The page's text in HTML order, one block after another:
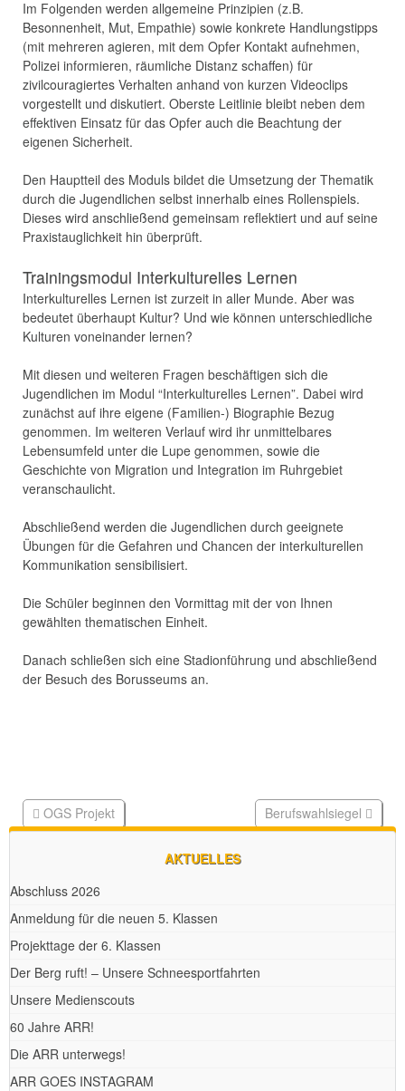
Im Folgenden werden allgemeine Prinzipien (z.B.
Besonnenheit, Mut, Empathie) sowie konkrete Handlungstipps
(mit mehreren agieren, mit dem Opfer Kontakt aufnehmen,
Polizei informieren, räumliche Distanz schaffen) für
zivilcouragiertes Verhalten anhand von kurzen Videoclips
vorgestellt und diskutiert. Oberste Leitlinie bleibt neben dem
effektiven Einsatz für das Opfer auch die Beachtung der
eigenen Sicherheit.
Den Hauptteil des Moduls bildet die Umsetzung der Thematik
durch die Jugendlichen selbst innerhalb eines Rollenspiels.
Dieses wird anschließend gemeinsam reflektiert und auf seine
Praxistauglichkeit hin überprüft.
Trainingsmodul Interkulturelles Lernen
Interkulturelles Lernen ist zurzeit in aller Munde. Aber was
bedeutet überhaupt Kultur? Und wie können unterschiedliche
Kulturen voneinander lernen?
Mit diesen und weiteren Fragen beschäftigen sich die
Jugendlichen im Modul “Interkulturelles Lernen”. Dabei wird
zunächst auf ihre eigene (Familien-) Biographie Bezug
genommen. Im weiteren Verlauf wird ihr unmittelbares
Lebensumfeld unter die Lupe genommen, sowie die
Geschichte von Migration und Integration im Ruhrgebiet
veranschaulicht.
Abschließend werden die Jugendlichen durch geeignete
Übungen für die Gefahren und Chancen der interkulturellen
Kommunikation sensibilisiert.
Die Schüler beginnen den Vormittag mit der von Ihnen
gewählten thematischen Einheit.
Danach schließen sich eine Stadionführung und abschließend
der Besuch des Borusseums an.
OGS Projekt Berufswahlsiegel
AKTUELLES
Abschluss 2026
Anmeldung für die neuen 5. Klassen
Projekttage der 6. Klassen
Der Berg ruft! – Unsere Schneesportfahrten
Unsere Medienscouts
60 Jahre ARR!
Die ARR unterwegs!
ARR GOES INSTAGRAM